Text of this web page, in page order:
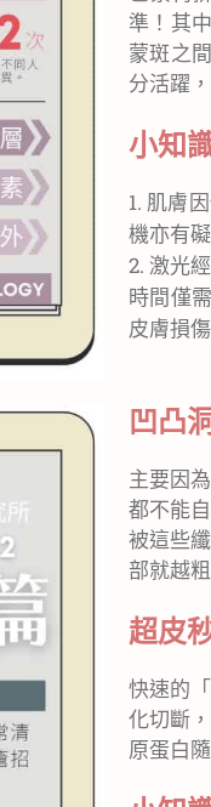
準！其
蒙斑之
分活躍
小知
1. 肌膚
機亦有
2. 激光經
時間僅
皮膚損
凹凸
主要因
都不能
被這些
部就越
超皮
快速的
化切斷
原蛋白